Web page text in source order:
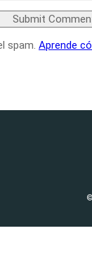
spam. Aprende